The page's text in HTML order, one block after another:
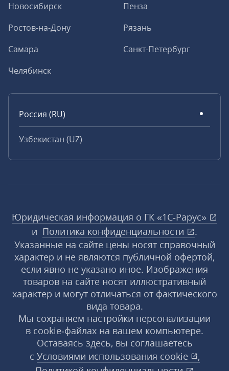
Новосибирск
Пенза
Ростов-на-Дону
Рязань
Самара
Санкт-Петербург
Челябинск
Россия (RU)
Узбекистан (UZ)
Юридическая информация о ГК «1С‑Рарус»
и Политика конфиденциальности
.
Указанные на сайте цены носят справочный
характер и не являются публичной офертой,
если явно не указано иное. Изображения
товаров на сайте носят иллюстративный
характер и могут отличаться от фактического
вида товара.
Мы сохраняем настройки персонализации
в cookie‑файлах на вашем компьютере.
Оставаясь здесь, вы соглашаетесь
с Условиями использования cookie
,